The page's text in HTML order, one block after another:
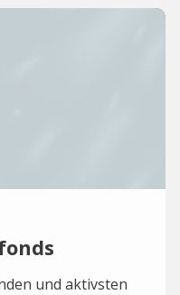
und aktivsten